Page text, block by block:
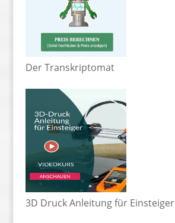
Der Transkriptomat
3D Druck Anleitung für Einsteiger